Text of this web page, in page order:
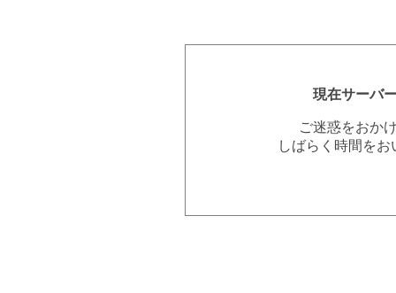
現在サーバ
ご迷惑をおか
しばらく時間を